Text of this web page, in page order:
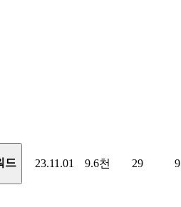
드 23.11.01 9.6천 29 9